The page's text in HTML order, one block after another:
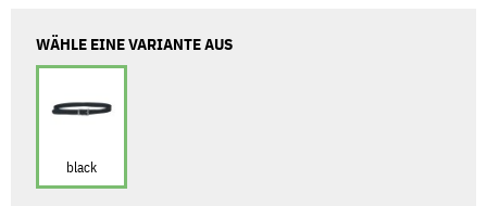
WÄHLE EINE VARIANTE AUS
black